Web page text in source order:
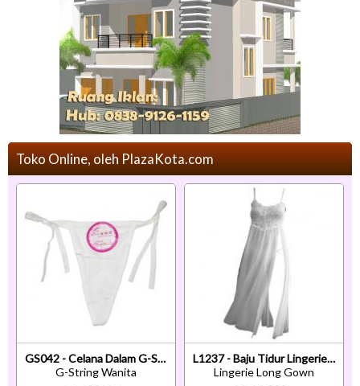
Toko Online, oleh PlazaKota.com
GS042 - Celana Dalam G-String Wanita Putih Ikat Samping
G-String Wanita
L1237 - Baju Tidur Lingerie Long Gown Gaun Panjang Maxi Dress Putih Transparan
Lingerie Long Gown